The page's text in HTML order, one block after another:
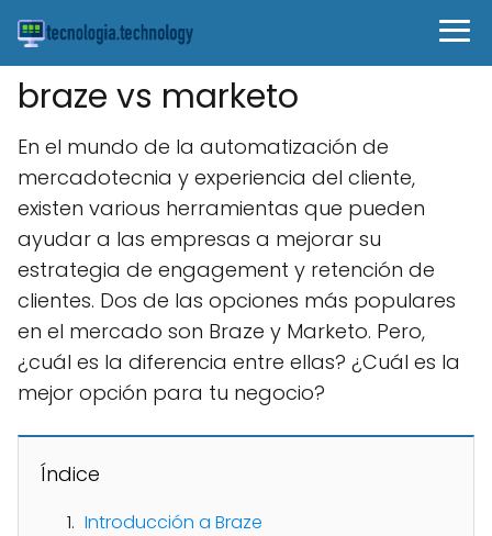
braze vs marketo
En el mundo de la automatización de
mercadotecnia y experiencia del cliente,
existen various herramientas que pueden
ayudar a las empresas a mejorar su
estrategia de engagement y retención de
clientes. Dos de las opciones más populares
en el mercado son Braze y Marketo. Pero,
¿cuál es la diferencia entre ellas? ¿Cuál es la
mejor opción para tu negocio?
Índice
Introducción a Braze